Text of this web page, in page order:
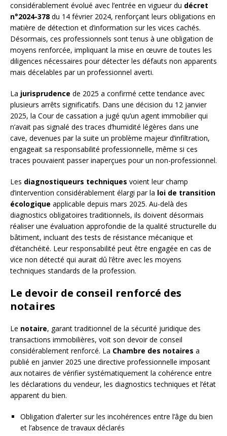
considérablement évolué avec l’entrée en vigueur du décret
n°2024-378 du 14 février 2024, renforçant leurs obligations en
matière de détection et d’information sur les vices cachés.
Désormais, ces professionnels sont tenus à une obligation de
moyens renforcée, impliquant la mise en œuvre de toutes les
diligences nécessaires pour détecter les défauts non apparents
mais décelables par un professionnel averti.
La jurisprudence de 2025 a confirmé cette tendance avec
plusieurs arrêts significatifs. Dans une décision du 12 janvier
2025, la Cour de cassation a jugé qu’un agent immobilier qui
n’avait pas signalé des traces d’humidité légères dans une
cave, devenues par la suite un problème majeur d’infiltration,
engageait sa responsabilité professionnelle, même si ces
traces pouvaient passer inaperçues pour un non-professionnel.
Les diagnostiqueurs techniques voient leur champ
d’intervention considérablement élargi par la loi de transition
écologique applicable depuis mars 2025. Au-delà des
diagnostics obligatoires traditionnels, ils doivent désormais
réaliser une évaluation approfondie de la qualité structurelle du
bâtiment, incluant des tests de résistance mécanique et
d’étanchéité. Leur responsabilité peut être engagée en cas de
vice non détecté qui aurait dû l’être avec les moyens
techniques standards de la profession.
Le devoir de conseil renforcé des
notaires
Le notaire, garant traditionnel de la sécurité juridique des
transactions immobilières, voit son devoir de conseil
considérablement renforcé. La Chambre des notaires a
publié en janvier 2025 une directive professionnelle imposant
aux notaires de vérifier systématiquement la cohérence entre
les déclarations du vendeur, les diagnostics techniques et l’état
apparent du bien.
Obligation d’alerter sur les incohérences entre l’âge du bien
et l’absence de travaux déclarés